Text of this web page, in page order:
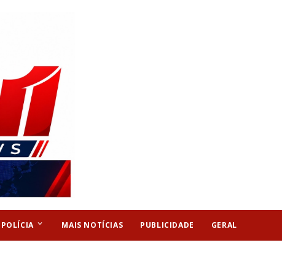
POLÍCIA keyboard_arrow_down MAIS NOTÍCIAS PUBLICIDADE GERAL